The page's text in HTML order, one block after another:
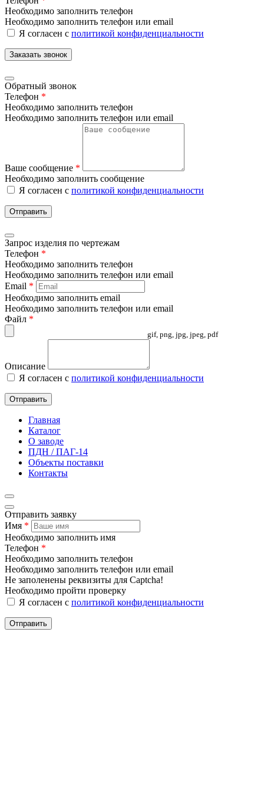
Необходимо заполнить телефон
Необходимо заполнить телефон или email
Я согласен с политикой конфиденциальности
Заказать звонок
Обратный звонок
Телефон *
Необходимо заполнить телефон
Необходимо заполнить телефон или email
Ваше сообщение *
Необходимо заполнить сообщение
Я согласен с политикой конфиденциальности
Отправить
Запрос изделия по чертежам
Телефон *
Необходимо заполнить телефон
Необходимо заполнить телефон или email
Email *
Необходимо заполнить email
Необходимо заполнить телефон или email
Файл *
gif, png, jpg, jpeg, pdf
Описание
Я согласен с политикой конфиденциальности
Отправить
Главная
Каталог
О заводе
ПДН / ПАГ-14
Объекты поставки
Контакты
Отправить заявку
Имя *
Необходимо заполнить имя
Телефон *
Необходимо заполнить телефон
Необходимо заполнить телефон или email
Не заполенены реквизиты для Captcha!
Необходимо пройти проверку
Я согласен с политикой конфиденциальности
Отправить